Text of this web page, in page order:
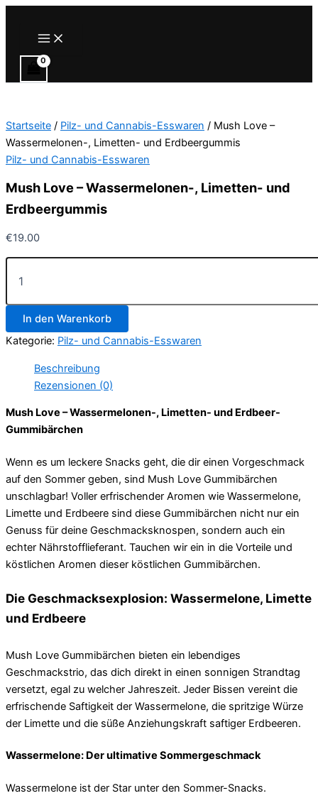
Main
Menu
Startseite / Pilz- und Cannabis-Esswaren / Mush Love –
Wassermelonen-, Limetten- und Erdbeergummis
Pilz- und Cannabis-Esswaren
Mush Love – Wassermelonen-, Limetten- und
Erdbeergummis
€19.00
Mush
Love
Wassermelonen-,
Limetten-
und
Erdbeergummis
Menge
In den Warenkorb
Kategorie: Pilz- und Cannabis-Esswaren
Beschreibung
Rezensionen (0)
Mush Love – Wassermelonen-, Limetten- und Erdbeer-
Gummibärchen
Wenn es um leckere Snacks geht, die dir einen Vorgeschmack
auf den Sommer geben, sind Mush Love Gummibärchen
unschlagbar! Voller erfrischender Aromen wie Wassermelone,
Limette und Erdbeere sind diese Gummibärchen nicht nur ein
Genuss für deine Geschmacksknospen, sondern auch ein
echter Nährstofflieferant. Tauchen wir ein in die Vorteile und
köstlichen Aromen dieser köstlichen Gummibärchen.
Die Geschmacksexplosion: Wassermelone, Limette
und Erdbeere
Mush Love Gummibärchen bieten ein lebendiges
Geschmackstrio, das dich direkt in einen sonnigen Strandtag
versetzt, egal zu welcher Jahreszeit. Jeder Bissen vereint die
erfrischende Saftigkeit der Wassermelone, die spritzige Würze
der Limette und die süße Anziehungskraft saftiger Erdbeeren.
Wassermelone: ​​Der ultimative Sommergeschmack
Wassermelone ist der Star unter den Sommer-Snacks.